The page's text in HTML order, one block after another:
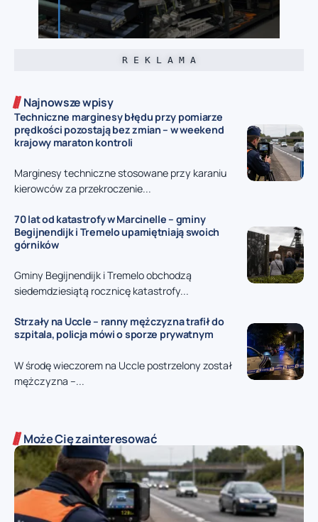
R E K L A M A
Najnowsze wpisy
Techniczne marginesy błędu przy pomiarze
prędkości pozostają bez zmian – w weekend
krajowy maraton kontroli
Marginesy techniczne stosowane przy karaniu
kierowców za przekroczenie...
70 lat od katastrofy w Marcinelle – gminy
Begijnendijk i Tremelo upamiętniają swoich
górników
Gminy Begijnendijk i Tremelo obchodzą
siedemdziesiątą rocznicę katastrofy...
Strzały na Uccle – ranny mężczyzna trafił do
szpitala, policja mówi o sporze prywatnym
W środę wieczorem na Uccle postrzelony został
mężczyzna –...
Może Cię zainteresować